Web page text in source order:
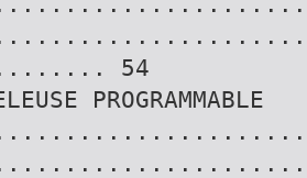
54
PROGRAMMABLE